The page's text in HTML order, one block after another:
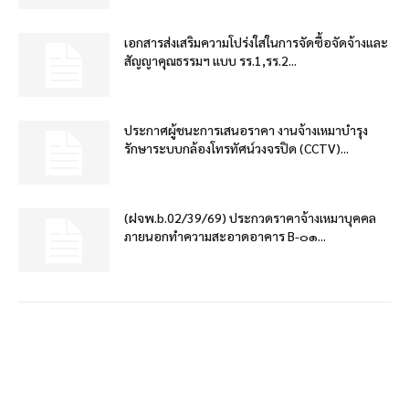
เอกสารส่งเสริมความโปร่งใสในการจัดซื้อจัดจ้างและ
สัญญาคุณธรรมฯ แบบ รร.1,รร.2...
ประกาศผู้ชนะการเสนอราคา งานจ้างเหมาบำรุง
รักษาระบบกล้องโทรทัศน์วงจรปิด (CCTV)...
(ฝจพ.b.02/39/69) ประกวดราคาจ้างเหมาบุคคล
ภายนอกทำความสะอาดอาคาร B-๐๑...